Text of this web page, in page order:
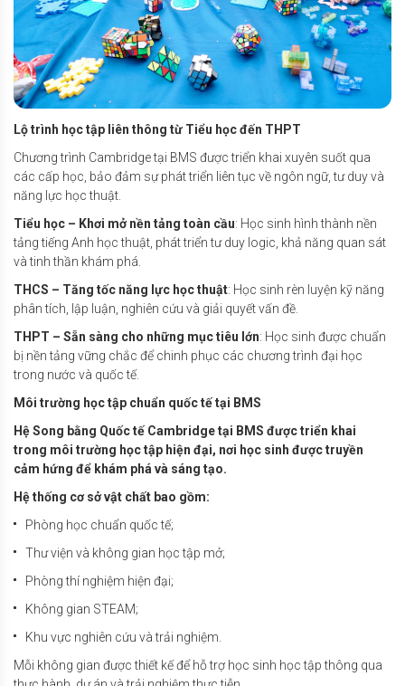
Lộ trình học tập liên thông từ Tiểu học đến THPT
Chương trình Cambridge tại BMS được triển khai xuyên suốt qua
các cấp học, bảo đảm sự phát triển liên tục về ngôn ngữ, tư duy và
năng lực học thuật.
Tiểu học – Khơi mở nền tảng toàn cầu: Học sinh hình thành nền
tảng tiếng Anh học thuật, phát triển tư duy logic, khả năng quan sát
và tinh thần khám phá.
THCS – Tăng tốc năng lực học thuật: Học sinh rèn luyện kỹ năng
phân tích, lập luận, nghiên cứu và giải quyết vấn đề.
THPT – Sẵn sàng cho những mục tiêu lớn: Học sinh được chuẩn
bị nền tảng vững chắc để chinh phục các chương trình đại học
trong nước và quốc tế.
Môi trường học tập chuẩn quốc tế tại BMS
Hệ Song bằng Quốc tế Cambridge tại BMS được triển khai
trong môi trường học tập hiện đại, nơi học sinh được truyền
cảm hứng để khám phá và sáng tạo.
Hệ thống cơ sở vật chất bao gồm:
Phòng học chuẩn quốc tế;
Thư viện và không gian học tập mở;
Phòng thí nghiệm hiện đại;
Không gian STEAM;
Khu vực nghiên cứu và trải nghiệm.
Mỗi không gian được thiết kế để hỗ trợ học sinh học tập thông qua